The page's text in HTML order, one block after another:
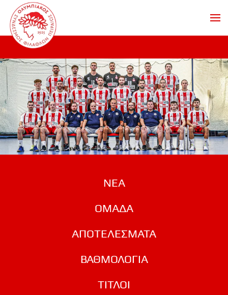
Skip to main content
ΝΕΑ
ΟΜΑΔΑ
ΑΠΟΤΕΛΕΣΜΑΤΑ
ΒΑΘΜΟΛΟΓΙΑ
ΤΙΤΛΟΙ